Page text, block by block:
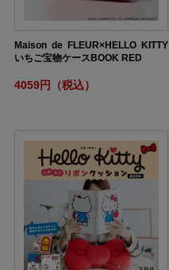
Maison de FLEUR×HELLO KITTY
いちご宝物ケースBOOK RED
4059円（税込）